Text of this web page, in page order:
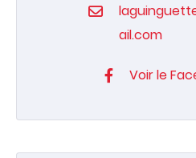
ail.com
Voir le